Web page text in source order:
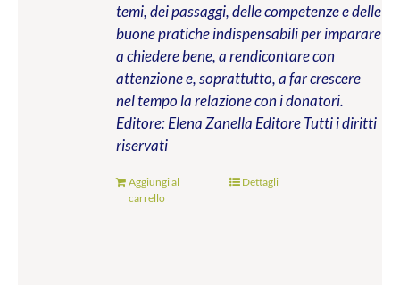
temi, dei passaggi, delle competenze e delle
buone pratiche indispensabili per imparare
a chiedere bene, a rendicontare con
attenzione e, soprattutto, a far crescere
nel tempo la relazione con i donatori.
Editore: Elena Zanella EditoreTutti i diritti
riservati
Aggiungi al
carrello
Dettagli